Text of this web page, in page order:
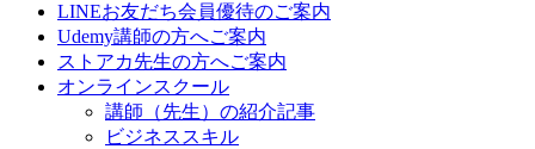
LINEお友だち会員優待のご案内
Udemy講師の方へご案内
ストアカ先生の方へご案内
オンラインスクール
講師（先生）の紹介記事
ビジネススキル